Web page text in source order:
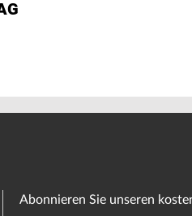
Abonnieren Sie unseren